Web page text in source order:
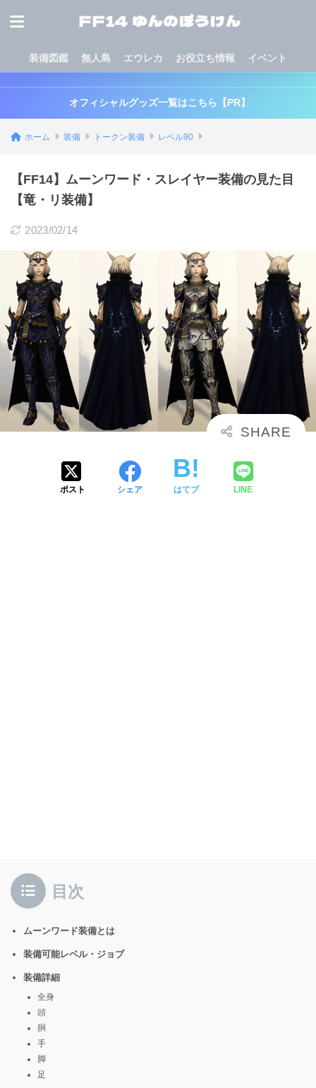
装備図鑑 無人島 エウレカ お役立ち情報 イベント
オフィシャルグッズ一覧はこちら【PR】
ホーム 装備 トークン装備 レベル90
【FF14】ムーンワード・スレイヤー装備の見た目
【竜・リ装備】
2023/02/14
ポスト シェア はてブ LINE
目次
ムーンワード装備とは
装備可能レベル・ジョブ
装備詳細
全身
頭
胴
手
脚
足